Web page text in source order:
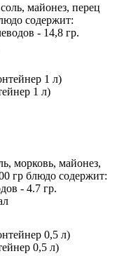
майонез, перец
содержит:
- 14,8 гр.
1 л)
морковь, майонез,
гр блюдо содержит:
- 4.7 гр.
0,5 л)